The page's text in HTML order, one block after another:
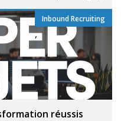
réussis
Inbound Recruiting
,